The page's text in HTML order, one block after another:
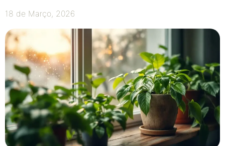
18 de Março, 2026